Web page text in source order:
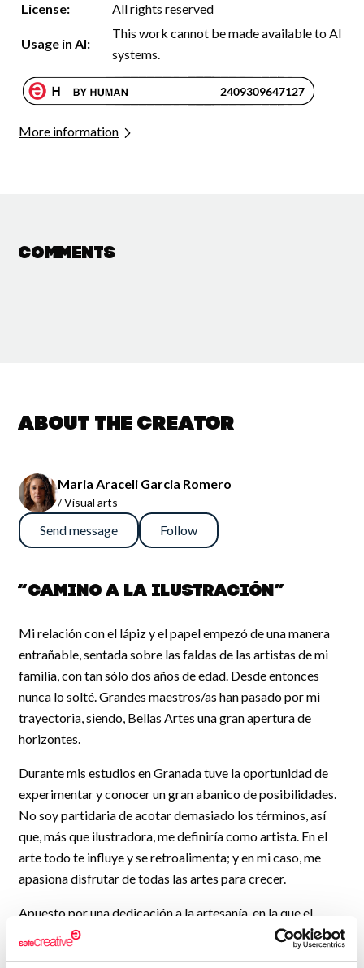
License:
All rights reserved
Usage in AI:
This work cannot be made available to AI
systems.
More information
Comments
About the creator
Maria Araceli Garcia Romero
/ Visual arts
Send message Follow
“Camino a la ilustración”
Mi relación con el lápiz y el papel empezó de una manera
entrañable, sentada sobre las faldas de las artistas de mi
familia, con tan sólo dos años de edad. Desde entonces
nunca lo solté. Grandes maestros/as han pasado por mi
trayectoria, siendo, Bellas Artes una gran apertura de
horizontes.
Durante mis estudios en Granada tuve la oportunidad de
experimentar y conocer un gran abanico de posibilidades.
No soy partidaria de acotar demasiado los términos, así
que, más que ilustradora, me definiría como artista. En el
arte todo te influye y se retroalimenta; y en mi caso, me
apasiona disfrutar de todas las artes para crecer.
Apuesto por una dedicación a la artesanía, en la que el
mimo con que se fabrica una obra y el concepto de la pieza